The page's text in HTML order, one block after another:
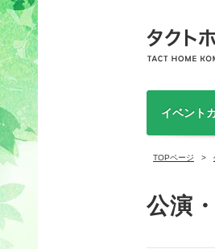
イベント
TOPページ
公演